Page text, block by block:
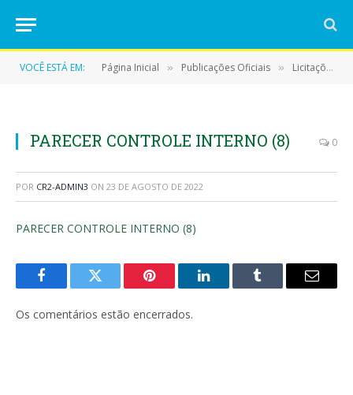
VOCÊ ESTÁ EM: Página Inicial » Publicações Oficiais » Licitações
PARECER CONTROLE INTERNO (8) 0
POR CR2-ADMIN3 ON 23 DE AGOSTO DE 2022
PARECER CONTROLE INTERNO (8)
FacebookTwitter Pinterest LinkedInTumblr
E-
Os comentários estão encerrados.